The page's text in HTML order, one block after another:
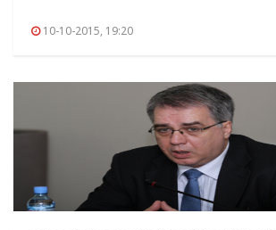
10-10-2015, 19:20